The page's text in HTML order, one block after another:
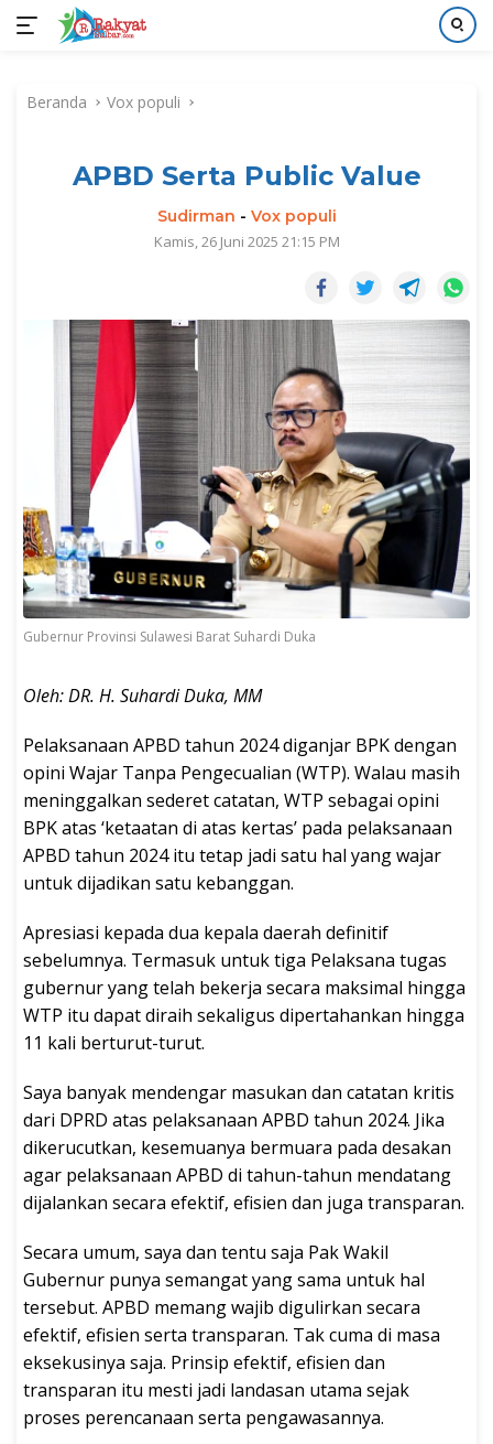
kontenBeranda Vox populi
APBD Serta Public Value
Sudirman - Vox populi
Kamis, 26 Juni 2025 21:15 PM
Gubernur Provinsi Sulawesi Barat Suhardi Duka
Oleh: DR. H. Suhardi Duka, MM
Pelaksanaan APBD tahun 2024 diganjar BPK dengan
opini Wajar Tanpa Pengecualian (WTP). Walau masih
meninggalkan sederet catatan, WTP sebagai opini
BPK atas ‘ketaatan di atas kertas’ pada pelaksanaan
APBD tahun 2024 itu tetap jadi satu hal yang wajar
untuk dijadikan satu kebanggan.
Apresiasi kepada dua kepala daerah definitif
sebelumnya. Termasuk untuk tiga Pelaksana tugas
gubernur yang telah bekerja secara maksimal hingga
WTP itu dapat diraih sekaligus dipertahankan hingga
11 kali berturut-turut.
Saya banyak mendengar masukan dan catatan kritis
dari DPRD atas pelaksanaan APBD tahun 2024. Jika
dikerucutkan, kesemuanya bermuara pada desakan
agar pelaksanaan APBD di tahun-tahun mendatang
dijalankan secara efektif, efisien dan juga transparan.
Secara umum, saya dan tentu saja Pak Wakil
Gubernur punya semangat yang sama untuk hal
tersebut. APBD memang wajib digulirkan secara
efektif, efisien serta transparan. Tak cuma di masa
eksekusinya saja. Prinsip efektif, efisien dan
transparan itu mesti jadi landasan utama sejak
proses perencanaan serta pengawasannya.